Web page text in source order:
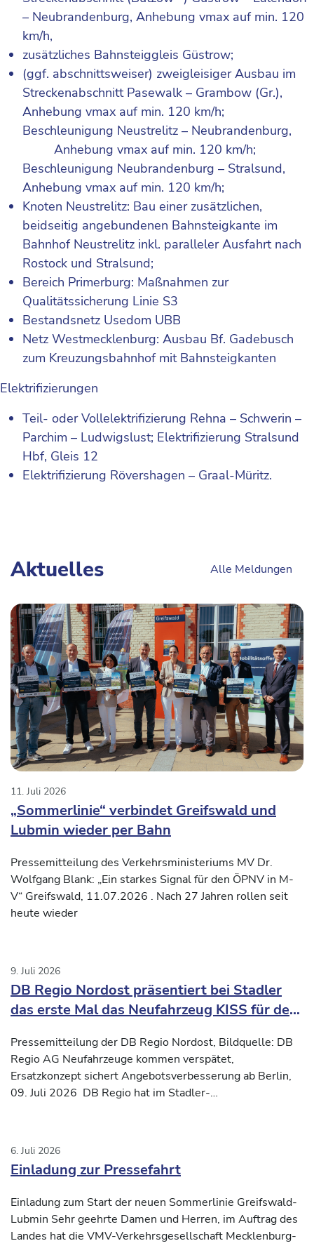
– Neubrandenburg, Anhebung vmax auf min. 120
km/h,
zusätzliches Bahnsteiggleis Güstrow;
(ggf. abschnittsweiser) zweigleisiger Ausbau im
Streckenabschnitt Pasewalk – Grambow (Gr.),
Anhebung vmax auf min. 120 km/h;
Beschleunigung Neustrelitz – Neubrandenburg,
Anhebung vmax auf min. 120 km/h;
Beschleunigung Neubrandenburg – Stralsund,
Anhebung vmax auf min. 120 km/h;
Knoten Neustrelitz: Bau einer zusätzlichen,
beidseitig angebundenen Bahnsteigkante im
Bahnhof Neustrelitz inkl. paralleler Ausfahrt nach
Rostock und Stralsund;
Bereich Primerburg: Maßnahmen zur
Qualitätssicherung Linie S3
Bestandsnetz Usedom UBB
Netz Westmecklenburg: Ausbau Bf. Gadebusch
zum Kreuzungsbahnhof mit Bahnsteigkanten
Elektrifizierungen
Teil- oder Vollelektrifizierung Rehna – Schwerin –
Parchim – Ludwigslust; Elektrifizierung Stralsund
Hbf, Gleis 12
Elektrifizierung Rövershagen – Graal-Müritz.
Aktuelles Alle Meldungen
„Sommerlinie“ verbindet Greifswald und
Lubmin wieder per Bahn
11. Juli 2026
Pressemitteilung des Verkehrsministeriums MV Dr.
Wolfgang Blank: „Ein starkes Signal für den ÖPNV in M-
V“ Greifswald, 11.07.2026 . Nach 27 Jahren rollen seit
heute wieder
DB Regio Nordost präsentiert bei Stadler
das erste Mal das Neufahrzeug KISS für den
9. Juli 2026
Pressemitteilung der DB Regio Nordost, Bildquelle: DB
Regio AG Neufahrzeuge kommen verspätet,
Ersatzkonzept sichert Angebotsverbesserung ab Berlin,
09. Juli 2026 DB Regio hat im Stadler-
Einladung zur Pressefahrt
6. Juli 2026
Einladung zum Start der neuen Sommerlinie Greifswald-
Lubmin Sehr geehrte Damen und Herren, im Auftrag des
Landes hat die VMV-Verkehrsgesellschaft Mecklenburg-